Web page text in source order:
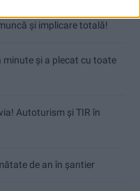
și implicare totală!
minute și a plecat cu toate
Autoturism și TIR în
de an în șantier